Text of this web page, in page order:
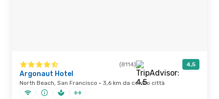
(8114) 4,5
Argonaut Hotel
North Beach, San Francisco · 3,6 km da centro città